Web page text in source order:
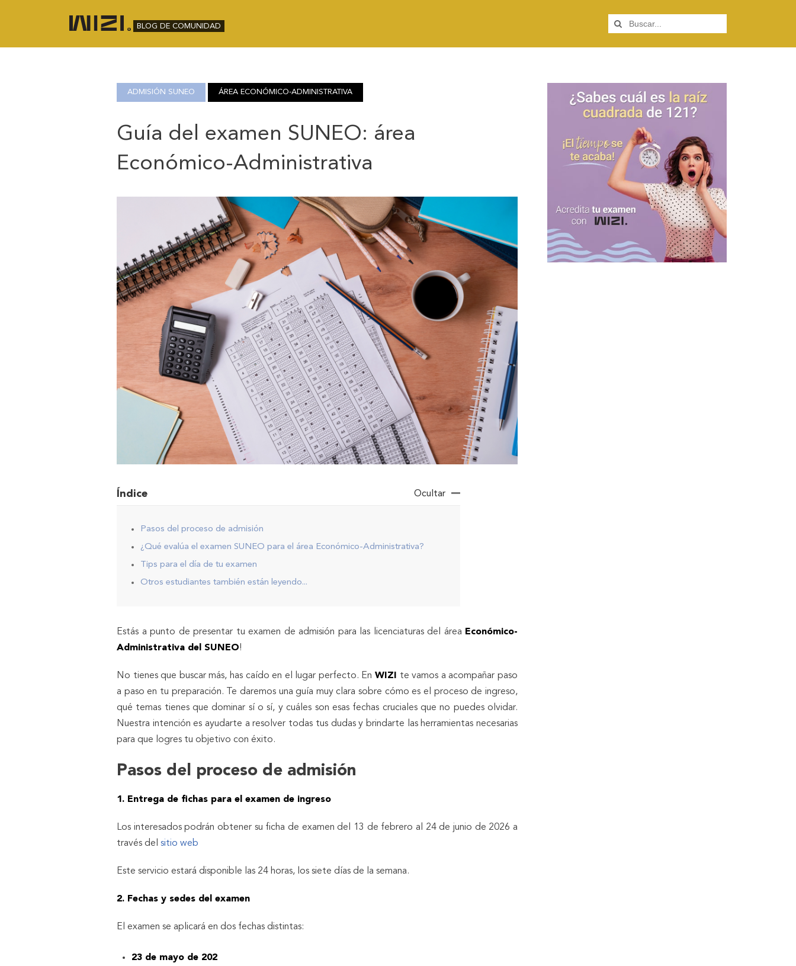
BLOG DE COMUNIDAD
ADMISIÓN SUNEO ÁREA ECONÓMICO-ADMINISTRATIVA
Guía del examen SUNEO: área
Económico-Administrativa
Índice Ocultar
Pasos del proceso de admisión
¿Qué evalúa el examen SUNEO para el área Económico-Administrativa?
Tips para el día de tu examen
Otros estudiantes también están leyendo...
Estás a punto de presentar tu examen de admisión para las licenciaturas del área Económico-
Administrativa del SUNEO!
No tienes que buscar más, has caído en el lugar perfecto. EnWIZI
te vamos a acompañar paso
a paso en tu preparación. Te daremos una guía muy clara sobre cómo es el proceso de ingreso,
qué temas tienes que dominar sí o sí, y cuáles son esas fechas cruciales que no puedes olvidar.
Nuestra intención es ayudarte a resolver todas tus dudas y brindarte las herramientas necesarias
para que logres tu objetivo con éxito.
Pasos del proceso de admisión
1. Entrega de fichas para el examen de ingreso
Los interesados podrán obtener su ficha de examen del 13 de febrero al 24 de junio de 2026 a
través del sitio web
Este servicio estará disponible las 24 horas, los siete días de la semana.
2. Fechas y sedes del examen
El examen se aplicará en dos fechas distintas:
23 de mayo de 202